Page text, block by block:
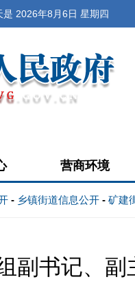
是 2026年8月6日 星期四
营商环境
- 乡镇街道信息公开 - 矿建
副书记、